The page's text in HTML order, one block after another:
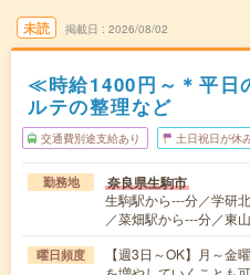
未読 掲載日 2026/08/02
≪時給1400円～＊平日
ルテの整理など
交通費別途支給あり 土日祝日が休み
勤務地 奈良県生駒市
生駒駅から---分／学研
／菜畑駅から---分／東
曜日頻度
【週3日～OK】月～金